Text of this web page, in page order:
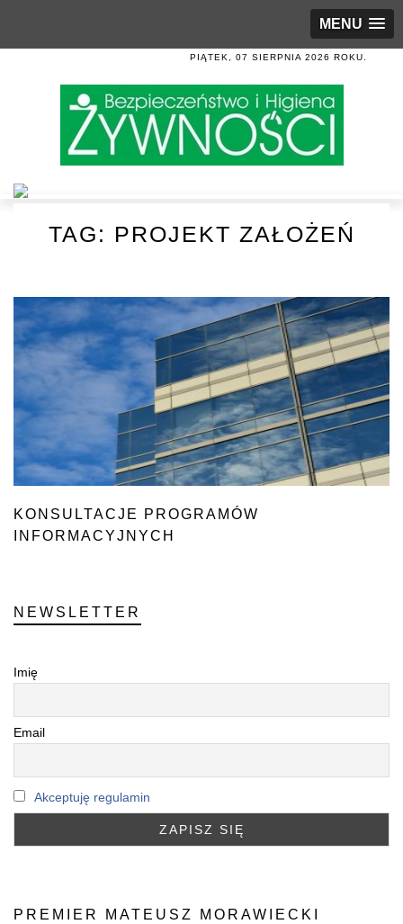
MENU
PIĄTEK, 07 SIERPNIA 2026 ROKU.
TAG: PROJEKT ZAŁOŻEŃ
KONSULTACJE PROGRAMÓW
INFORMACYJNYCH
NEWSLETTER
Imię
Email
Akceptuję regulamin
PREMIER MATEUSZ MORAWIECKI